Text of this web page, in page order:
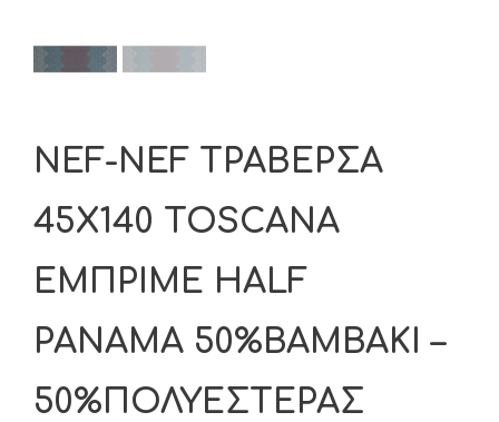
NEF-NEF ΤΡΑΒΕΡΣΑ
45X140 TOSCANA
ΕΜΠΡΙΜΕ HALF
PANAMA 50%ΒΑΜΒΑΚΙ –
50%ΠΟΛΥΕΣΤΕΡΑΣ